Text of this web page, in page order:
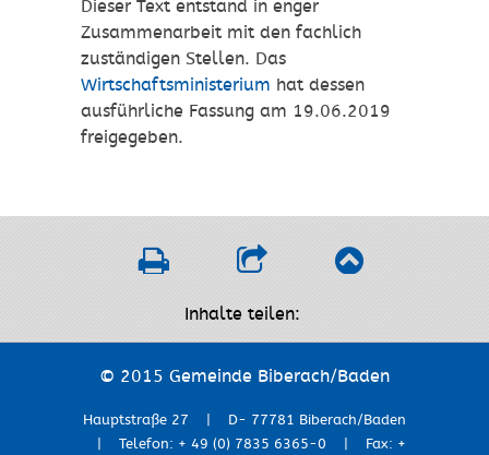
Dieser Text entstand in enger
Zusammenarbeit mit den fachlich
zuständigen Stellen. Das
Wirtschaftsministerium hat dessen
ausführliche Fassung am 19.06.2019
freigegeben.
Inhalte teilen:
© 2015 Gemeinde Biberach/Baden
Hauptstraße 27 | D- 77781 Biberach/Baden
| Telefon: + 49 (0) 7835 6365-0 | Fax: +